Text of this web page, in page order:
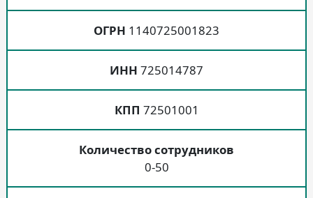
ОГРН 1140725001823
ИНН 725014787
КПП 72501001
Количество сотрудников
0-50